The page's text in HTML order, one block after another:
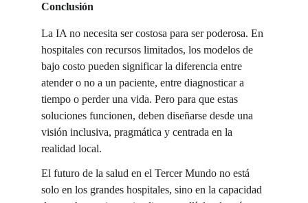
Conclusión
La IA no necesita ser costosa para ser poderosa. En
hospitales con recursos limitados, los modelos de
bajo costo pueden significar la diferencia entre
atender o no a un paciente, entre diagnosticar a
tiempo o perder una vida. Pero para que estas
soluciones funcionen, deben diseñarse desde una
visión inclusiva, pragmática y centrada en la
realidad local.
El futuro de la salud en el Tercer Mundo no está
solo en los grandes hospitales, sino en la capacidad